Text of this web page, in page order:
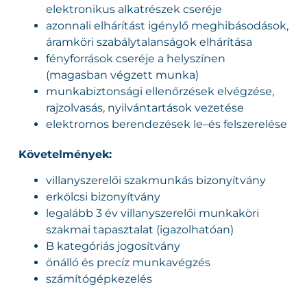
elektronikus alkatrészek cseréje
azonnali elhárítást igénylő meghibásodások,
áramköri szabálytalanságok elhárítása
fényforrások cseréje a helyszínen
(magasban végzett munka)
munkabiztonsági ellenőrzések elvégzése,
rajzolvasás, nyilvántartások vezetése
elektromos berendezések le–és felszerelése
Követelmények:
villanyszerelői szakmunkás bizonyítvány
erkölcsi bizonyítvány
legalább 3 év villanyszerelői munkaköri
szakmai tapasztalat (igazolhatóan)
B kategóriás jogosítvány
önálló és precíz munkavégzés
számítógépkezelés